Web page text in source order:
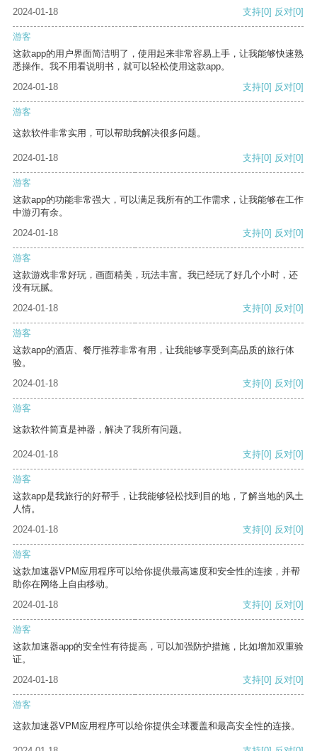
2024-01-18 支持[0] 反对[0]
游客
这款app的用户界面简洁明了，使用起来非常容易上手，让我能够快速熟
悉操作。我不用看说明书，就可以轻松使用这款app。
2024-01-18
支持[0] 反对[0]
游客
这款软件非常实用，可以帮助我解决很多问题。
2024-01-18 支持[0] 反对[0]
游客
这款app的功能非常强大，可以满足我所有的工作需求，让我能够在工作
中游刃有余。
2024-01-18
支持[0] 反对[0]
游客
这款游戏非常好玩，画面精美，玩法丰富。我已经玩了好几个小时，还
没有玩腻。
2024-01-18
支持[0] 反对[0]
游客
这款app的酒店、餐厅推荐非常有用，让我能够享受到高品质的旅行体
验。
2024-01-18
支持[0] 反对[0]
游客
这款软件简直是神器，解决了我所有问题。
2024-01-18 支持[0] 反对[0]
游客
这款app是我旅行的好帮手，让我能够轻松找到目的地，了解当地的风土
人情。
2024-01-18
支持[0] 反对[0]
游客
这款加速器VPM应用程序可以给你提供最高速度和安全性的连接，并帮
助你在网络上自由移动。
2024-01-18
支持[0] 反对[0]
游客
这款加速器app的安全性有待提高，可以加强防护措施，比如增加双重验
证。
2024-01-18
支持[0] 反对[0]
游客
这款加速器VPM应用程序可以给你提供全球覆盖和最高安全性的连接。